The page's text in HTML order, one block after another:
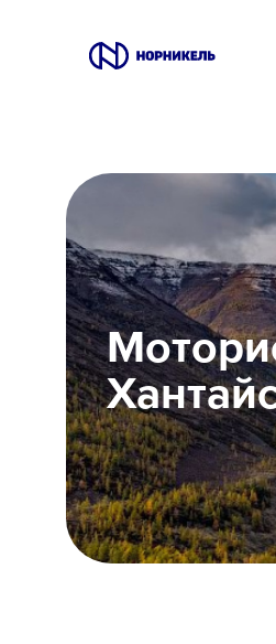
Производство
Офис
Студентам
Школьникам
Локации
8 800 700-19-43